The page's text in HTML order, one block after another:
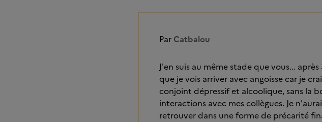
Par Catbalou
J'en suis au même stade que vous...
que je vois arriver avec angoisse car je
conjoint dépressif et alcoolique, sans la
interactions avec mes collègues. Je
retrouver dans une forme de précarité